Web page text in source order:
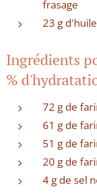
frasage
23 g
Ingrédients
%
72 g de
61 g de
51 g de
20 g de
4 g de sel